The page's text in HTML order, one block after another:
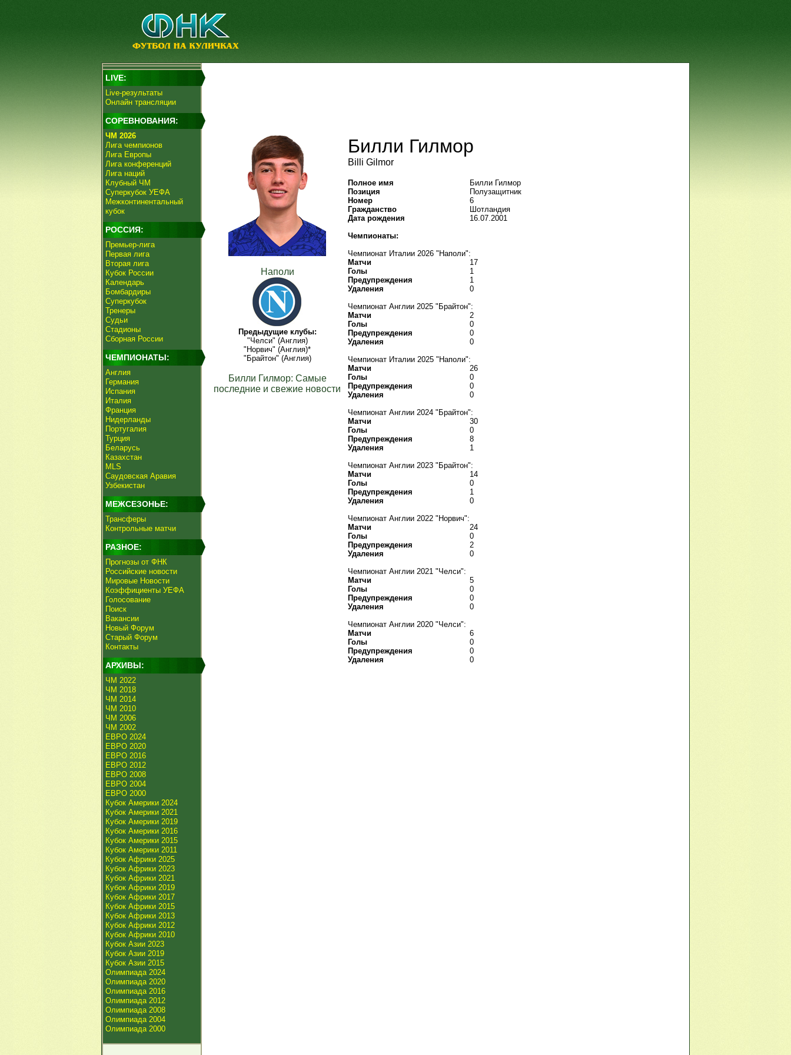
LIVE:
Live-результаты
Онлайн трансляции
СОРЕВНОВАНИЯ:
ЧМ 2026
Лига чемпионов
Лига Европы
Лига конференций
Лига наций
Клубный ЧМ
Суперкубок УЕФА
Межконтинентальный
кубок
РОССИЯ:
Премьер-лига
Первая лига
Вторая лига
Кубок России
Календарь
Бомбардиры
Суперкубок
Тренеры
Судьи
Стадионы
Сборная России
ЧЕМПИОНАТЫ:
Англия
Германия
Испания
Италия
Франция
Нидерланды
Португалия
Турция
Беларусь
Казахстан
MLS
Саудовская Аравия
Узбекистан
МЕЖСЕЗОНЬЕ:
Трансферы
Контрольные матчи
РАЗНОЕ:
Прогнозы от ФНК
Российские новости
Мировые Новости
Коэффициенты УЕФА
Голосование
Поиск
Вакансии
Новый Форум
Старый Форум
Контакты
АРХИВЫ:
ЧМ 2022
ЧМ 2018
ЧМ 2014
ЧМ 2010
ЧМ 2006
ЧМ 2002
ЕВРО 2024
ЕВРО 2020
ЕВРО 2016
ЕВРО 2012
ЕВРО 2008
ЕВРО 2004
ЕВРО 2000
Кубок Америки 2024
Кубок Америки 2021
Кубок Америки 2019
Кубок Америки 2016
Кубок Америки 2015
Кубок Америки 2011
Кубок Африки 2025
Кубок Африки 2023
Кубок Африки 2021
Кубок Африки 2019
Кубок Африки 2017
Кубок Африки 2015
Кубок Африки 2013
Кубок Африки 2012
Кубок Африки 2010
Кубок Азии 2023
Кубок Азии 2019
Кубок Азии 2015
Олимпиада 2024
Олимпиада 2020
Олимпиада 2016
Олимпиада 2012
Олимпиада 2008
Олимпиада 2004
Олимпиада 2000
Наполи
Предыдущие клубы:
"Челси" (Англия)
"Норвич" (Англия)*
"Брайтон" (Англия)
Билли Гилмор: Самые
последние и свежие новости
Билли Гилмор
Billi Gilmor
Полное имя
Билли Гилмор
Позиция
Полузащитник
Номер
6
Гражданство
Шотландия
Дата рождения
16.07.2001
Чемпионаты:
Чемпионат Италии 2026 "Наполи":
Матчи
17
Голы
1
Предупреждения
1
Удаления
0
Чемпионат Англии 2025 "Брайтон":
Матчи
2
Голы
0
Предупреждения
0
Удаления
0
Чемпионат Италии 2025 "Наполи":
Матчи
26
Голы
0
Предупреждения
0
Удаления
0
Чемпионат Англии 2024 "Брайтон":
Матчи
30
Голы
0
Предупреждения
8
Удаления
1
Чемпионат Англии 2023 "Брайтон":
Матчи
14
Голы
0
Предупреждения
1
Удаления
0
Чемпионат Англии 2022 "Норвич":
Матчи
24
Голы
0
Предупреждения
2
Удаления
0
Чемпионат Англии 2021 "Челси":
Матчи
5
Голы
0
Предупреждения
0
Удаления
0
Чемпионат Англии 2020 "Челси":
Матчи
6
Голы
0
Предупреждения
0
Удаления
0